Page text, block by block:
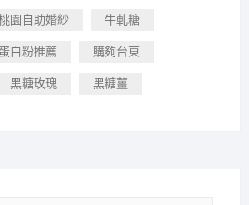
園自助婚紗 牛軋糖
白粉推薦 購夠台東
黑糖玫瑰 黑糖薑